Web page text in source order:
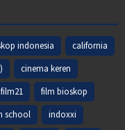
indonesia
california
cinema keren
film bioskop
school
indoxxi